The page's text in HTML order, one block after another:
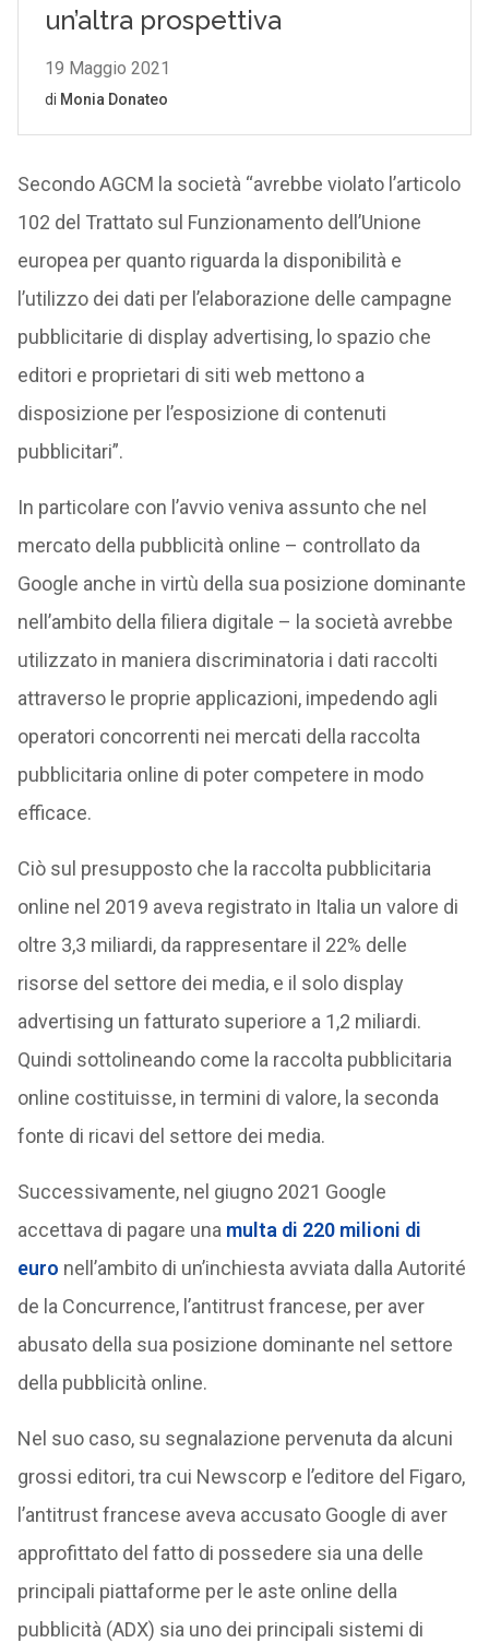
Secondo AGCM la società “avrebbe violato l’articolo
102 del Trattato sul Funzionamento dell’Unione
europea per quanto riguarda la disponibilità e
l’utilizzo dei dati per l’elaborazione delle campagne
pubblicitarie di display advertising, lo spazio che
editori e proprietari di siti web mettono a
disposizione per l’esposizione di contenuti
pubblicitari”.
In particolare con l’avvio veniva assunto che nel
mercato della pubblicità online – controllato da
Google anche in virtù della sua posizione dominante
nell’ambito della filiera digitale – la società avrebbe
utilizzato in maniera discriminatoria i dati raccolti
attraverso le proprie applicazioni, impedendo agli
operatori concorrenti nei mercati della raccolta
pubblicitaria online di poter competere in modo
efficace.
Ciò sul presupposto che la raccolta pubblicitaria
online nel 2019 aveva registrato in Italia un valore di
oltre 3,3 miliardi, da rappresentare il 22% delle
risorse del settore dei media, e il solo display
advertising un fatturato superiore a 1,2 miliardi.
Quindi sottolineando come la raccolta pubblicitaria
online costituisse, in termini di valore, la seconda
fonte di ricavi del settore dei media.
Successivamente, nel giugno 2021 Google
accettava di pagare una multa di 220 milioni di
euro nell’ambito di un’inchiesta avviata dalla Autorité
de la Concurrence, l’antitrust francese, per aver
abusato della sua posizione dominante nel settore
della pubblicità online.
Nel suo caso, su segnalazione pervenuta da alcuni
grossi editori, tra cui Newscorp e l’editore del Figaro,
l’antitrust francese aveva accusato Google di aver
approfittato del fatto di possedere sia una delle
principali piattaforme per le aste online della
pubblicità (ADX) sia uno dei principali sistemi di